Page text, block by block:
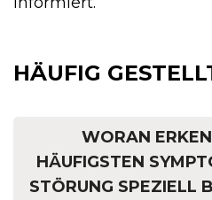
HÄUFIG
WORAN
HÄUFIGSTEN
STÖRUNG SPEZIELL